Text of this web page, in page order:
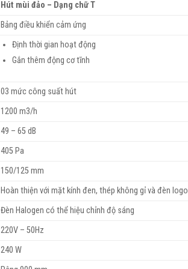
Hút mùi đảo – Dạng chữ T
Bảng điều khiển cảm ứng
Định thời gian hoạt động
Gắn thêm động cơ tĩnh
03 mức công suất hút
1200 m3/h
49 – 65 dB
405 Pa
150/125 mm
Hoàn thiện với mặt kính đen, thép không gỉ và đèn logo
Đèn Halogen có thể hiệu chỉnh độ sáng
220V – 50Hz
240 W